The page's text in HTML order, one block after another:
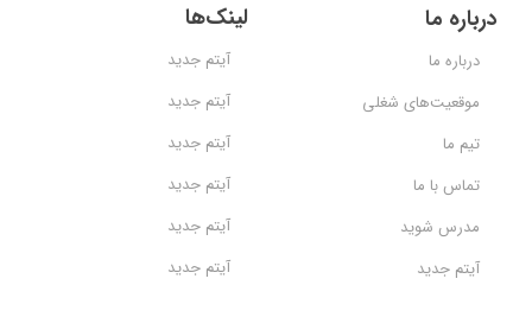
درباره ما
موقعیت‌های شغلی
تیم ما
تماس با ما
مدرس شوید
آیتم جدید
درباره ما لینک‌ها
آیتم جدید
آیتم جدید
آیتم جدید
آیتم جدید
آیتم جدید
آیتم جدید